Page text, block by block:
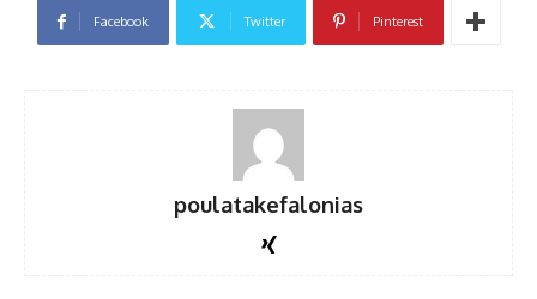
Facebook Twitter Pinterest
poulatakefalonias